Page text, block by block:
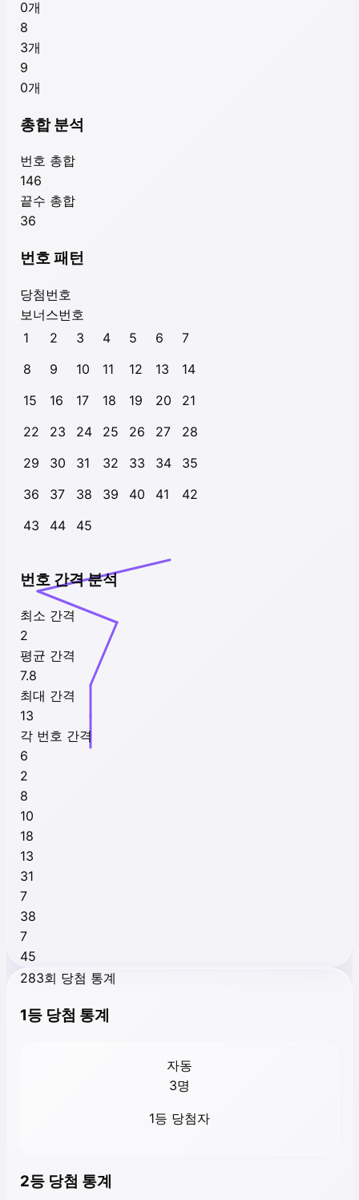
0개
8
3개
9
0개
총합 분석
번호 총합
146
끝수 총합
36
번호 패턴
당첨번호
보너스번호
1
2 3 4 5 6
7
8
9 10 11 12 13
14
15
16 17 18 19 20
21
22
23 24 25 26 27
28
29
30 31 32 33 34
35
36
37 38 39 40 41
42
43
44 45
번호 간격 분석
최소 간격
2
평균 간격
7.8
최대 간격
13
각 번호 간격
6
2
8
10
18
13
31
7
38
7
45
283회 당첨 통계
1등 당첨 통계
자동
3명
1등 당첨자
2등 당첨 통계